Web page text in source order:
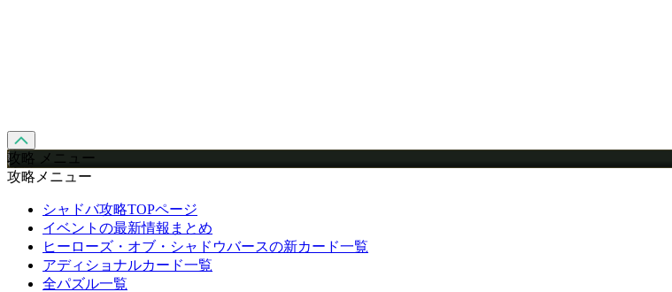
攻略 メニュー
攻略メニュー
シャドバ攻略TOPページ
イベントの最新情報まとめ
ヒーローズ・オブ・シャドウバースの新カード一覧
アディショナルカード一覧
全パズル一覧